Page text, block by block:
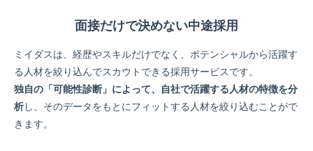
面接だけで決めない中途採用
ミイダスは、経歴やスキルだけでなく、ポテンシャルから活躍す
る人材を絞り込んでスカウトできる採用サービスです。
独自の「可能性診断」によって、自社で活躍する人材の特徴を分
析し、そのデータをもとにフィットする人材を絞り込むことがで
きます。